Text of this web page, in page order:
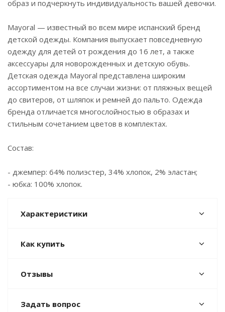
образ и подчеркнуть индивидуальность вашей девочки.
Mayoral — известный во всем мире испанский бренд
детской одежды. Компания выпускает повседневную
одежду для детей от рождения до 16 лет, а также
аксессуары для новорожденных и детскую обувь.
Детская одежда Mayoral представлена широким
ассортиментом на все случаи жизни: от пляжных вещей
до свитеров, от шляпок и ремней до пальто. Одежда
бренда отличается многослойностью в образах и
стильным сочетанием цветов в комплектах.
Состав:
- джемпер: 64% полиэстер, 34% хлопок, 2% эластан;
- юбка: 100% хлопок.
Характеристики
Как купить
Отзывы
Задать вопрос